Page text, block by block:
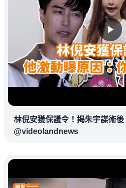
林倪安獲保護令！揭朱宇謀術
@videolandnews